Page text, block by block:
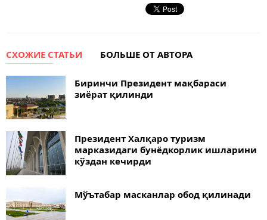
СХОЖИЕ СТАТЬИ БОЛЬШЕ ОТ АВТОРА
Биринчи Президент мақбараси
зиёрат қилинди
Президент Халқаро туризм
марказидаги бунёдкорлик ишларини
кўздан кечирди
Мўътабар масканлар обод қилинади